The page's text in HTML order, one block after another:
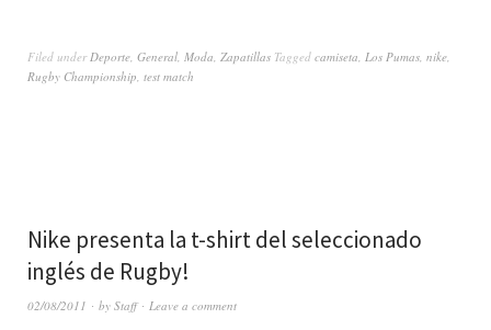
Filed underDeporte, General, Moda, Zapatillas Tagged camiseta, Los Pumas, nike,
Rugby Championship, test match
Nike presenta la t-shirt del seleccionado
inglés de Rugby!
02/08/2011 by Staff Leave a comment